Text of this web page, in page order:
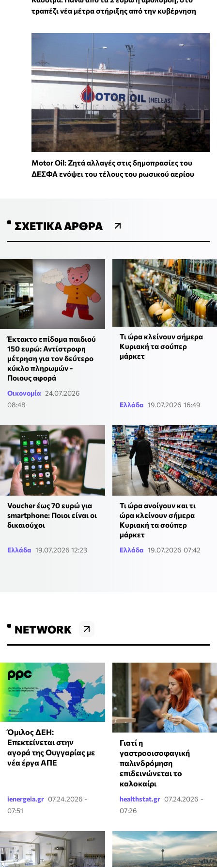
τραπέζι νέα μέτρα στήριξης από την κυβέρνηση
Motor Oil: Ζητά αλλαγές στις δημοπρασίες του
ΔΕΣΦΑ ενόψει του τέλους του ρωσικού αερίου
ΣΧΕΤΙΚΆ ΆΡΘΡΑ
Έκτακτο επίδομα παιδιού
150 ευρώ: Αντίστροφη
μέτρηση για τον δεύτερο
κύκλο πληρωμών -
Ποιους αφορά
Οικονομία 24.07.2026
08:48
Τι ώρα κλείνουν σήμερα
Κυριακή τα σούπερ
μάρκετ
Ελλάδα 19.07.2026 16:49
Voucher έως 70 ευρώ για
smartphone: Ποιοι είναι οι
δικαιούχοι
Ελλάδα 19.07.2026 12:23
Τι ώρα ανοίγουν και τι
ώρα κλείνουν σήμερα
Κυριακή τα σούπερ
μάρκετ
Ελλάδα 19.07.2026 07:42
NETWORK
Όμιλος ΔΕΗ:
Επεκτείνεται στην
αγορά της Ουγγαρίας με
νέα έργα ΑΠΕ
ienergeia.gr 07.24.2026 -
07:51
Γιατί η
γαστροοισοφαγική
παλινδρόμηση
επιδεινώνεται το
καλοκαίρι
healthstat.gr 07.24.2026 -
07:26